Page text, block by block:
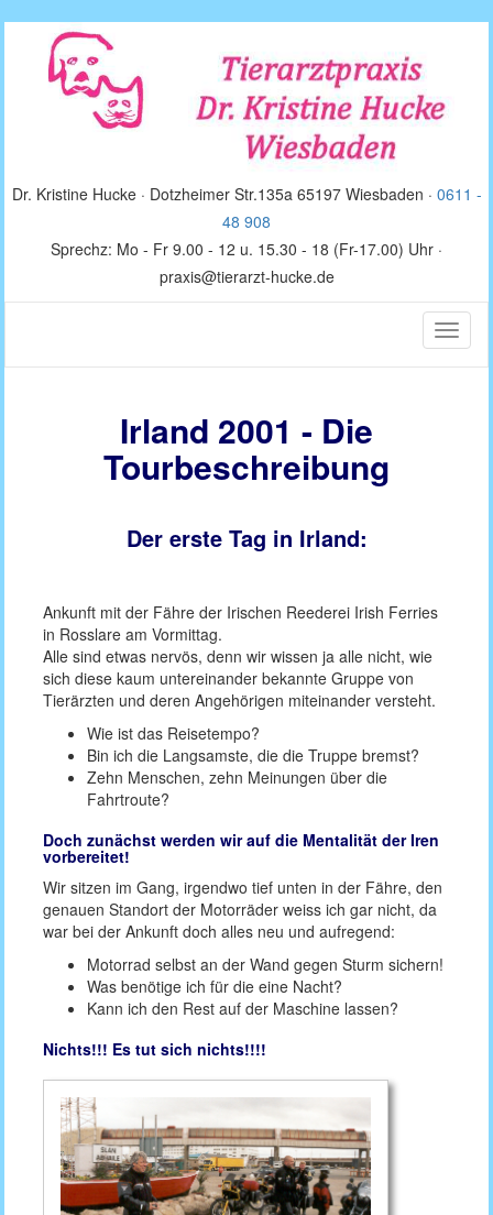
Dr. Kristine Hucke · Dotzheimer Str.135a 65197 Wiesbaden · 0611 -
48 908
Sprechz: Mo - Fr 9.00 - 12 u. 15.30 - 18 (Fr-17.00) Uhr ·
praxis@tierarzt-hucke.de
Toggle
Irland 2001 - Die
Tourbeschreibung
Der erste Tag in Irland:
Ankunft mit der Fähre der Irischen Reederei Irish Ferries
in Rosslare am Vormittag.
Alle sind etwas nervös, denn wir wissen ja alle nicht, wie
sich diese kaum untereinander bekannte Gruppe von
Tierärzten und deren Angehörigen miteinander versteht.
Wie ist das Reisetempo?
Bin ich die Langsamste, die die Truppe bremst?
Zehn Menschen, zehn Meinungen über die
Fahrtroute?
Doch zunächst werden wir auf die Mentalität der Iren
vorbereitet!
Wir sitzen im Gang, irgendwo tief unten in der Fähre, den
genauen Standort der Motorräder weiss ich gar nicht, da
war bei der Ankunft doch alles neu und aufregend:
Motorrad selbst an der Wand gegen Sturm sichern!
Was benötige ich für die eine Nacht?
Kann ich den Rest auf der Maschine lassen?
Nichts!!! Es tut sich nichts!!!!